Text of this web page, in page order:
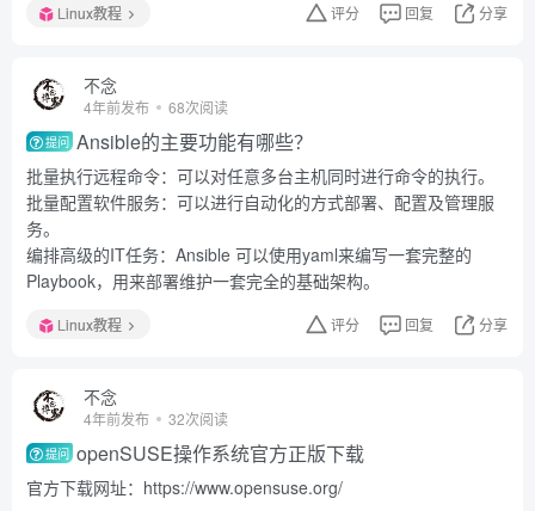
Linux教程 评分 回复 分享
不念
4年前发布 68次阅读
提问 Ansible的主要功能有哪些？
批量执行远程命令：可以对任意多台主机同时进行命令的执行。
批量配置软件服务：可以进行自动化的方式部署、配置及管理服
务。
编排高级的IT任务：Ansible 可以使用yaml来编写一套完整的
Playbook，用来部署维护一套完全的基础架构。
Linux教程 评分 回复 分享
不念
4年前发布 32次阅读
提问 openSUSE操作系统官方正版下载
官方下载网址：https://www.opensuse.org/